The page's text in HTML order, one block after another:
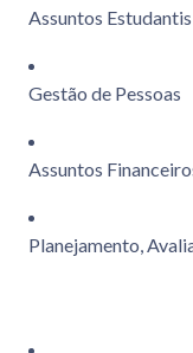
Assuntos Estudantis
Gestão de Pessoas
Assuntos
Planejamento,